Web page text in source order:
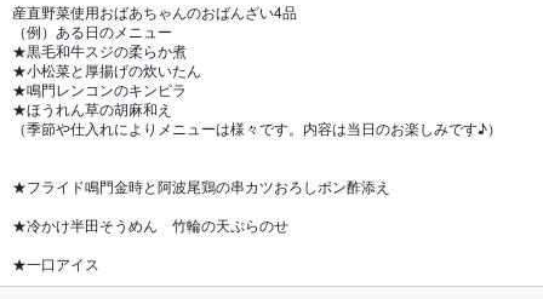
産直野菜使用おばあちゃんのおばんざい4品
（例）ある日のメニュー
★黒毛和牛スジの柔らか煮
★小松菜と厚揚げの炊いたん
★鳴門レンコンのキンピラ
★ほうれん草の胡麻和え
（季節や仕入れによりメニューは様々です。内容は当日のお楽しみです♪）
★フライド鳴門金時と阿波尾鶏の串カツおろしポン酢添え
★冷かけ半田そうめん 竹輪の天ぷらのせ
★一口アイス